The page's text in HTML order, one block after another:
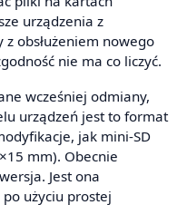
urządzenia z
obsłużeniem nowego
nie ma co liczyć.
wcześniej odmiany,
urządzeń jest to format
jak mini-SD
mm). Obecnie
Jest ona
użyciu prostej